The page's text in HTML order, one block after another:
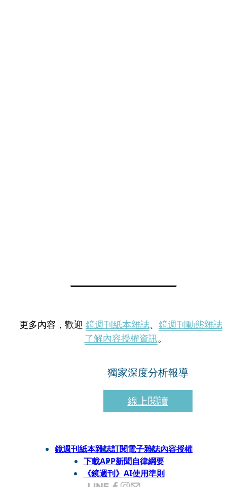
更多內容，歡迎 鏡週刊紙本雜誌、 鏡週刊動態雜誌
了解內容授權資訊。
獨家深度分析報導
線上閱讀
鏡週刊紙本雜誌訂閱電子雜誌內容授權
下載APP新聞自律綱要
《鏡週刊》AI使用準則